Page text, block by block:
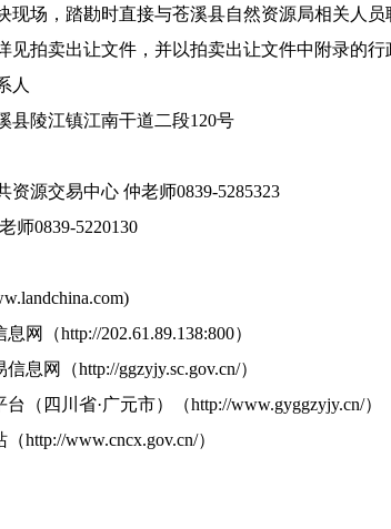
现场，踏勘时直接与苍溪县自然资源局相关人员
见拍卖出让文件，并以拍卖出让文件中附录的行
人
县陵江镇江南干道二段120号
资源交易中心 仲老师0839-5285323
师0839-5220130
网（http://202.61.89.138:800）
息网（http://ggzyjy.sc.gov.cn/）
（四川省·广元市）（http://www.gyggzyjy.cn/）
http://www.cncx.gov.cn/）